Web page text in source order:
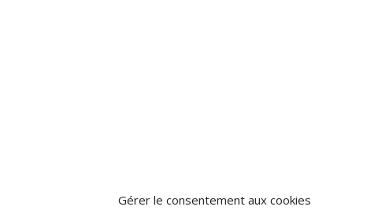
Gérer le consentement aux cookies